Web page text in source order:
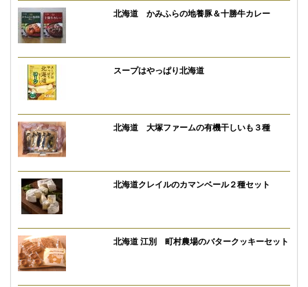
北海道 かみふらの地養豚＆十勝牛カレー
スープはやっぱり北海道
北海道 大塚ファームの有機干しいも３種
北海道クレイルのカマンベール２種セット
北海道 江別 町村農場のバタークッキーセット